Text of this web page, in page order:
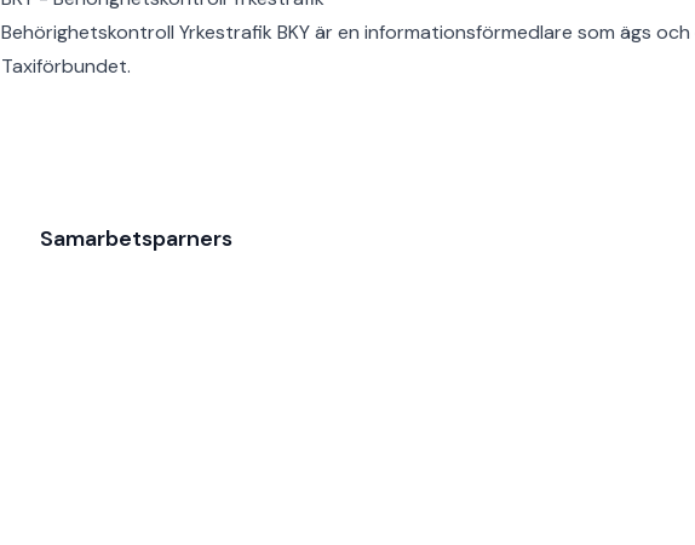
Behörighetskontroll Yrkestrafik BKY är en informationsförmedlare som ägs
Taxiförbundet.
Samarbetsparners